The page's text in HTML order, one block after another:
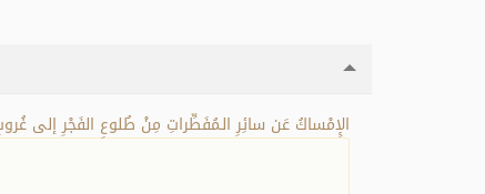
الإِمْساكُ عَن سائِرِ الـمُفَطِّراتِ مِنْ طُلوعِ الفَجْرِ إلى